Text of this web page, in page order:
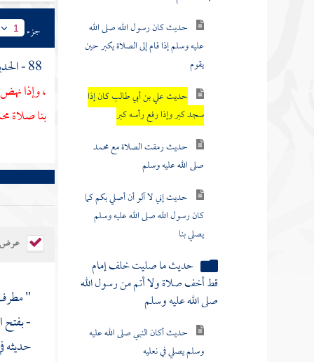
حديث كان رسول الله صلى الله
عليه وسلم إذا قام إلى الصلاة يكبر حين
يقوم
حديث علي بن أبي طالب كان إذا
سجد كبر وإذا رفع رأسه كبر
حديث رمقت الصلاة مع محمد
صلى الله عليه وسلم
حديث إني لا آلو أن أصلي بكم كما
كان رسول الله صلى الله عليه وسلم
يصلي بنا
حديث ما صليت خلف إمام
قط أخف صلاة ولا أتم من رسول الله
صلى الله عليه وسلم
حديث أكان النبي صلى الله عليه
وسلم يصلي في نعليه
جزء 1
، وإذا
بنا صلاة
عرض
"
- بفتح